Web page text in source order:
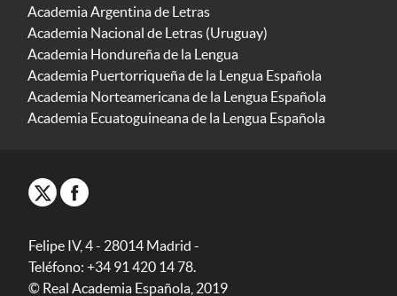
Academia Argentina de Letras
Academia Nacional de Letras (Uruguay)
Academia Hondureña de la Lengua
Academia Puertorriqueña de la Lengua Española
Academia Norteamericana de la Lengua Española
Academia Ecuatoguineana de la Lengua Española
Felipe IV, 4 - 28014 Madrid -
Teléfono: +34 91 420 14 78.
© Real Academia Española, 2019